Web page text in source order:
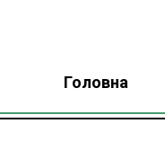
Головна